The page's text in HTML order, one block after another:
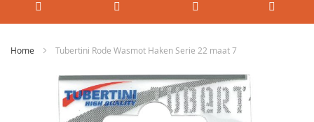
Home Tubertini Rode Wasmot Haken Serie 22 maat 7